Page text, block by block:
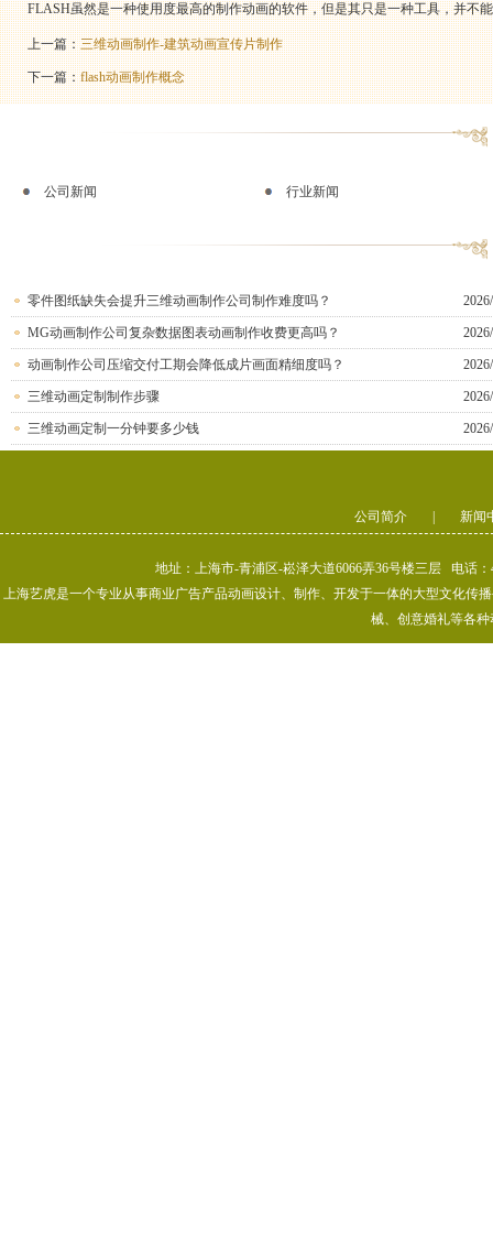
FLASH虽然是一种使用度最高的制作动画的软件，但是其只是一种工具，并不
上一篇：三维动画制作-建筑动画宣传片制作
下一篇：flash动画制作概念
公司新闻 行业新闻
零件图纸缺失会提升三维动画制作公司制作难度吗？
MG动画制作公司复杂数据图表动画制作收费更高吗？
动画制作公司压缩交付工期会降低成片画面精细度吗？
三维动画定制制作步骤
三维动画定制一分钟要多少钱
公司简介 新闻
地址：上海市-青浦区-崧泽大道6066弄36号楼三层 电话
上海艺虎是一个专业从事商业广告产品动画设计、制作、开发于一体的大型文化传
械、创意婚礼等各